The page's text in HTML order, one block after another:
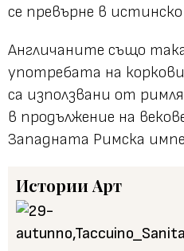
се превърне в
Англичаните също
употребата на
са използвани от
в продължение на
Западната Римска
ИсторииАрт